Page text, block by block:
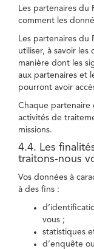
Les partenaires du
comment les
Les partenaires du
utiliser, à savoir
manière dont les
aux partenaires et
pourront avoir
Chaque partenaire
activités de
missions.
4.4. Les
traitons-nous
Vos données à
à des fins :
vous ;
statistiques
d’enquête